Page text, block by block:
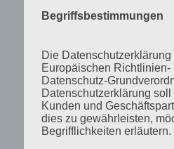
Begriffsbestimmungen
Die
Europäischen
Datenschutz-
Datenschutzerklärung
Kunden und
dies zu gewährleisten,
Begrifflichkeiten erläutern.